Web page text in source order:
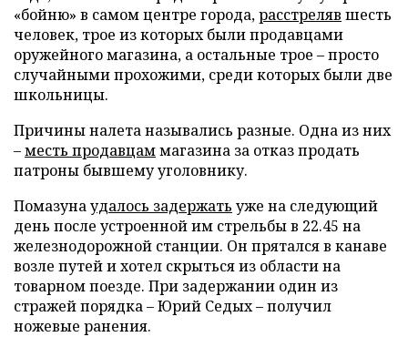
«бойню» в самом центре города,расстреляв шесть
человек, трое из которых были продавцами
оружейного магазина, а остальные трое – просто
случайными прохожими, среди которых были две
школьницы.
Причины налета назывались разные. Одна из них
–месть продавцаммагазина за отказ продать
патроны бывшему уголовнику.
Помазунаудалось задержать уже на следующий
день после устроенной им стрельбы в 22.45 на
железнодорожной станции. Он прятался в канаве
возле путей и хотел скрыться из области на
товарном поезде. При задержании один из
стражей порядка – Юрий Седых – получил
ножевые ранения.